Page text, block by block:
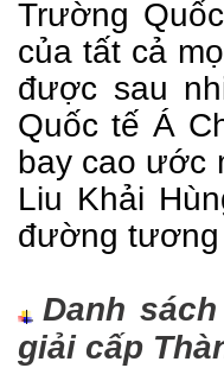
Trường
của tất cả
được sau
Quốc tế Á
bay cao ước
Liu Khải
đường tương
Danh
giải cấp